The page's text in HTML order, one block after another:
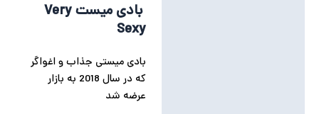
بادی میست Very
Sexy
بادی میستی جذاب و اغواگر
که در سال 2018 به بازار
عرضه شد